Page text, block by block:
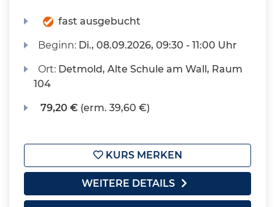
fast ausgebucht
Beginn: Di., 08.09.2026, 09:30 - 11:00 Uhr
Ort: Detmold, Alte Schule am Wall, Raum
104
79,20 € (erm. 39,60 €)
KURS MERKEN
WEITERE DETAILS